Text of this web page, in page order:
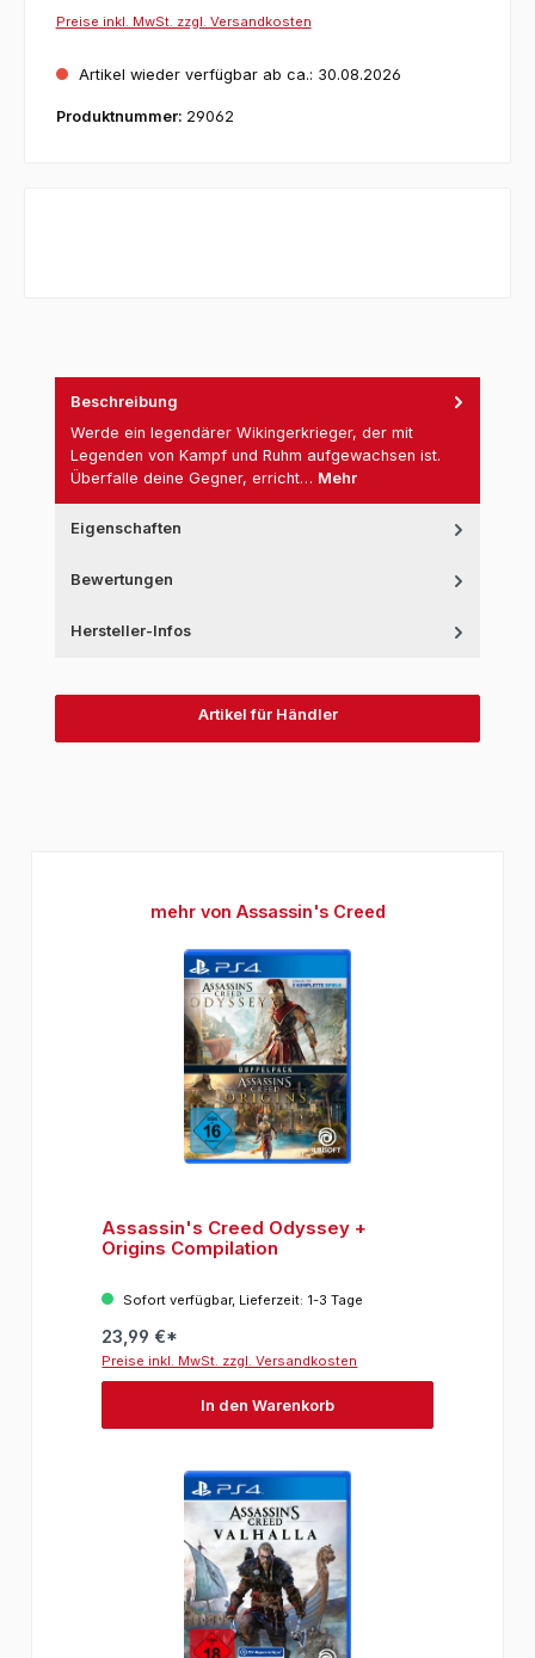
Preise inkl. MwSt. zzgl. Versandkosten
Artikel wieder verfügbar ab ca.: 30.08.2026
Produktnummer: 29062
Beschreibung
Werde ein legendärer Wikingerkrieger, der mit
Legenden von Kampf und Ruhm aufgewachsen ist.
Überfalle deine Gegner, erricht… Mehr
Eigenschaften
Bewertungen
Hersteller-Infos
Artikel für Händler
Produktgalerie überspringen
mehr von Assassin's Creed
Assassin's Creed Odyssey +
Origins Compilation
Sofort verfügbar, Lieferzeit: 1-3 Tage
23,99 €*
Preise inkl. MwSt. zzgl. Versandkosten
In den Warenkorb